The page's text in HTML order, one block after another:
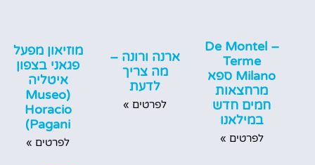
De Montel –
Terme
Milano ספא
מרחצאות
חמים חדש
במילאנו
לפרטים »
ארנה ורונה –
מה צריך
לדעת
לפרטים »
מוזיאון מפעל
פגאני בצפון
איטליה
(Museo
Horacio
Pagani)
לפרטים »